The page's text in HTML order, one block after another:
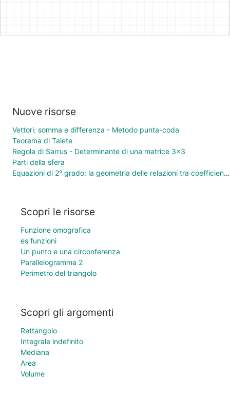
Nuove risorse
Vettori: somma e differenza - Metodo punta-coda
Teorema di Talete
Regola di Sarrus - Determinante di una matrice 3×3
Parti della sfera
Equazioni di 2° grado: la geometria delle relazioni tra coefficienti e soluzioni
Scopri le risorse
Funzione omografica
es funzioni
Un punto e una circonferenza
Parallelogramma 2
Perimetro del triangolo
Scopri gli argomenti
Rettangolo
Integrale indefinito
Mediana
Area
Volume